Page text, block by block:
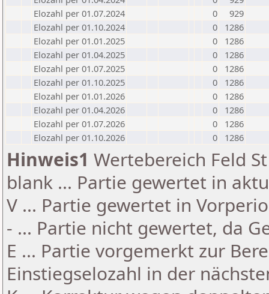
Elozahl per 01.07.2024
0
929
Elozahl per 01.10.2024
0
1286
Elozahl per 01.01.2025
0
1286
Elozahl per 01.04.2025
0
1286
Elozahl per 01.07.2025
0
1286
Elozahl per 01.10.2025
0
1286
Elozahl per 01.01.2026
0
1286
Elozahl per 01.04.2026
0
1286
Elozahl per 01.07.2026
0
1286
Elozahl per 01.10.2026
0 1286
Hinweis1 Wertebereich Feld
blank ... Partie gewertet in
V ... Partie gewertet in
- ... Partie nicht gewertet, da
E ... Partie vorgemerkt zur
Einstiegselozahl in der